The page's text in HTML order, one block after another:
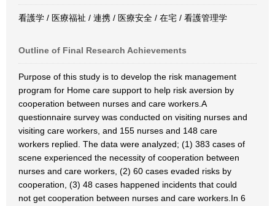
看護学 / 医療福祉 / 連携 / 医療安全 / 在宅 / 看護管理学
Outline of Final Research Achievements
Purpose of this study is to develop the risk management
program for Home care support to help risk aversion by
cooperation between nurses and care workers.A
questionnaire survey was conducted on visiting nurses and
visiting care workers, and 155 nurses and 148 care
workers replied. The data were analyzed; (1) 383 cases of
scene experienced the necessity of cooperation between
nurses and care workers, (2) 60 cases evaded risks by
cooperation, (3) 48 cases happened incidents that could
not get cooperation between nurses and care workers.In 6